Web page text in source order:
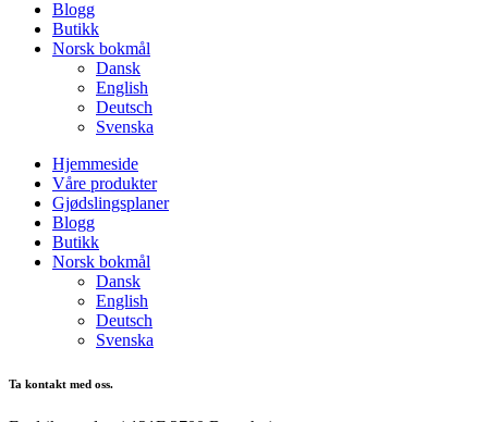
Blogg
Butikk
Norsk bokmål
Dansk
English
Deutsch
Svenska
Hjemmeside
Våre produkter
Gjødslingsplaner
Blogg
Butikk
Norsk bokmål
Dansk
English
Deutsch
Svenska
Ta kontakt med oss.